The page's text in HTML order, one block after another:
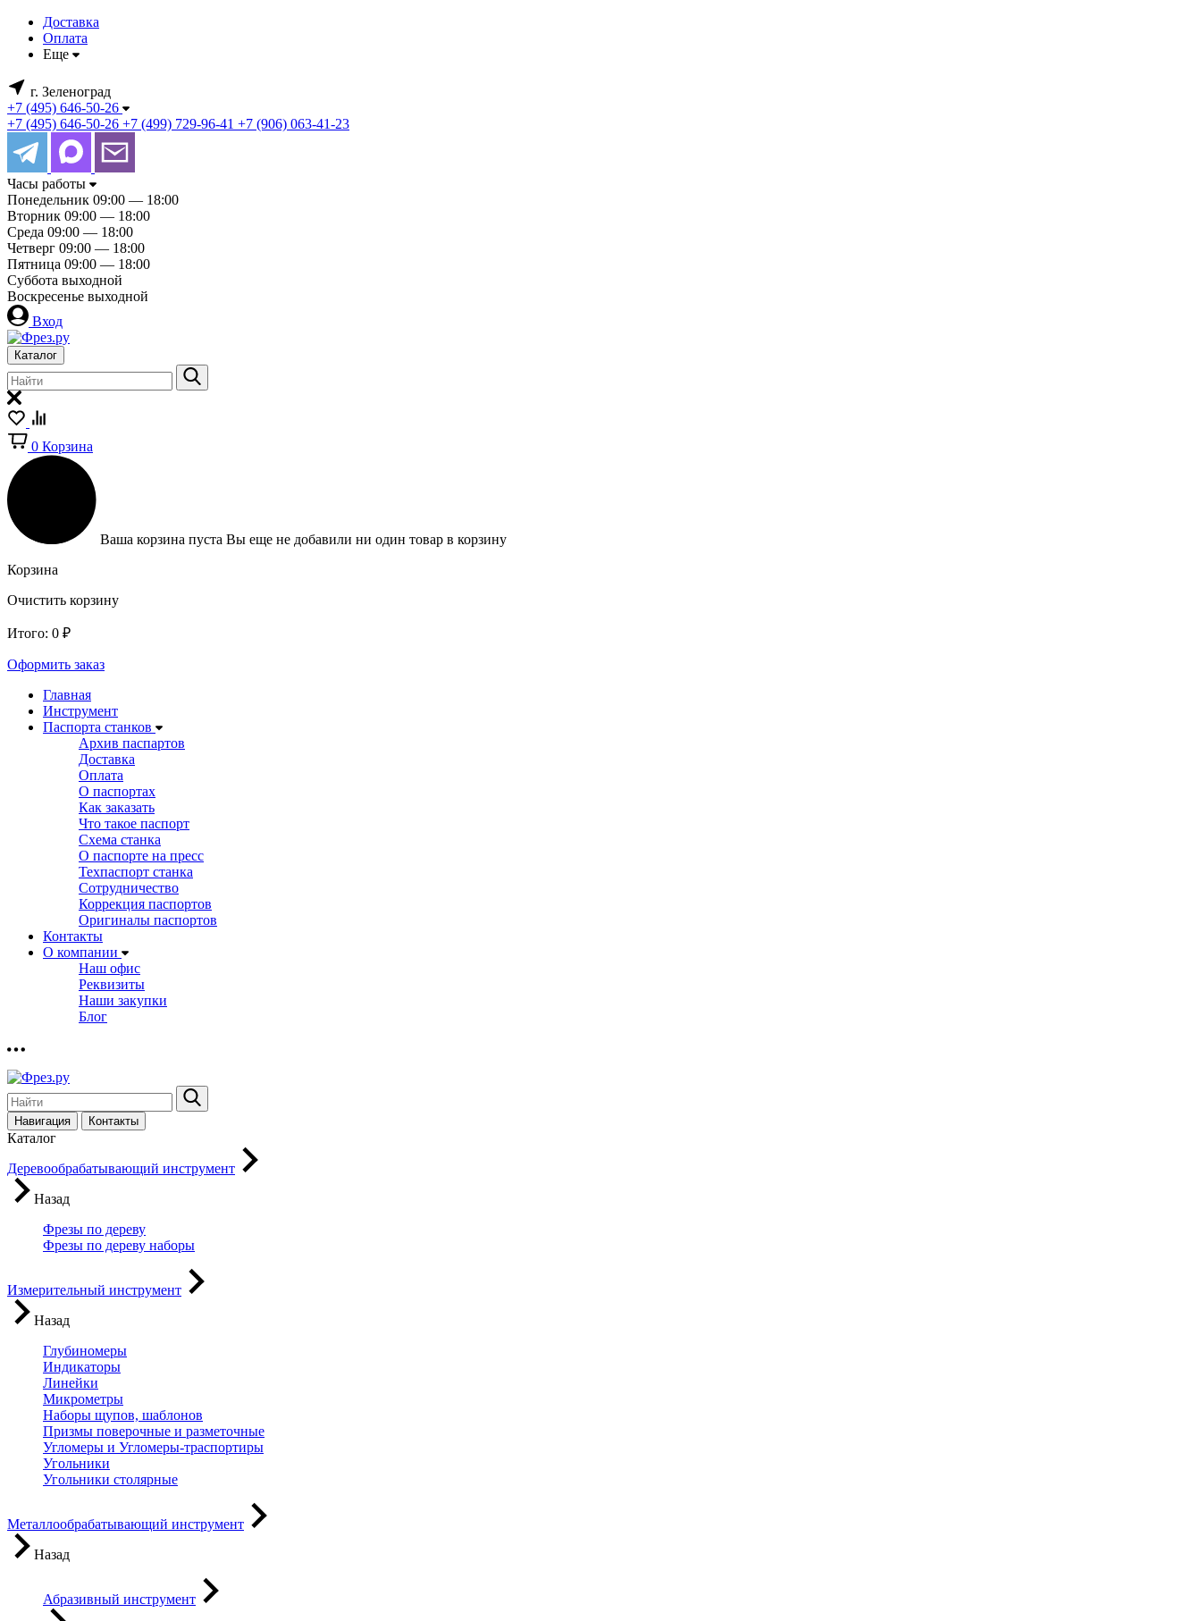
Доставка
Оплата
Еще
г. Зеленоград
+7 (495) 646-50-26
+7 (495) 646-50-26 +7 (499) 729-96-41 +7 (906) 063-41-23
Часы работы
Понедельник 09:00 — 18:00
Вторник 09:00 — 18:00
Среда 09:00 — 18:00
Четверг 09:00 — 18:00
Пятница 09:00 — 18:00
Суббота выходной
Воскресенье выходной
Вход
Каталог
0 Корзина
Ваша корзина пуста Вы еще не добавили ни один товар в корзину
Корзина
Очистить корзину
Итого: 0 ₽
Оформить заказ
Главная
Инструмент
Паспорта станков
Архив паспартов
Доставка
Оплата
О паспортах
Как заказать
Что такое паспорт
Схема станка
О паспорте на пресс
Техпаспорт станка
Сотрудничество
Коррекция паспортов
Оригиналы паспортов
Контакты
О компании
Наш офис
Реквизиты
Наши закупки
Блог
Навигация Контакты
Каталог
Деревообрабатывающий инструмент
Назад
Фрезы по дереву
Фрезы по дереву наборы
Измерительный инструмент
Назад
Глубиномеры
Индикаторы
Линейки
Микрометры
Наборы щупов, шаблонов
Призмы поверочные и разметочные
Угломеры и Угломеры-траспортиры
Угольники
Угольники столярные
Металлообрабатывающий инструмент
Назад
Абразивный инструмент